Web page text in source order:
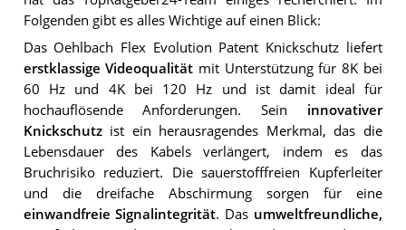
Folgenden gibt es alles Wichtige auf einen Blick:
Das Oehlbach Flex Evolution Patent Knickschutz liefert
erstklassige Videoqualität mit Unterstützung für 8K bei
60 Hz und 4K bei 120 Hz und ist damit ideal für
hochauflösende Anforderungen. Sein innovativer
Knickschutzist ein herausragendes Merkmal, das die
Lebensdauer des Kabels verlängert, indem es das
Bruchrisiko reduziert. Die sauerstofffreien Kupferleiter
und die dreifache Abschirmung sorgen für eine
einwandfreie Signalintegrität. Das umweltfreundliche,